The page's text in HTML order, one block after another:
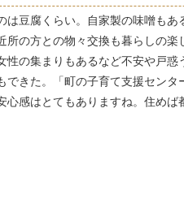
は豆腐くらい。自家製の味噌も
の方との物々交換も暮らしの楽
性の集まりもあるなど不安や戸惑
できた。「町の子育て支援セン
感はとてもありますね。住めば